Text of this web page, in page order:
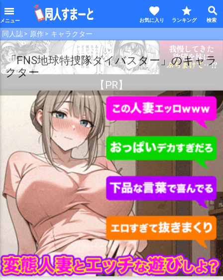
menu search
star
favorite
同人誌 原作 キャラクター
「FNS地球特捜隊ダイバスター」のキャラ
クター
【PR】